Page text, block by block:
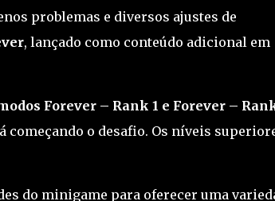
problemas e diversos ajustes de
, lançado como conteúdo adicional em
Forever – Rank 1 e Forever –
o desafio. Os níveis
do minigame para oferecer uma